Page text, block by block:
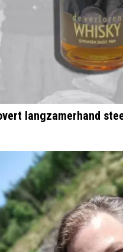
langzamerhand